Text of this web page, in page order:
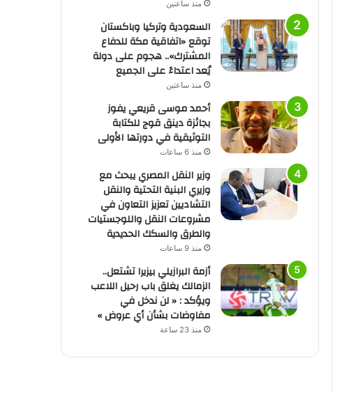
منذ ساعتين
السعودية وتركيا وباكستان
توقع «اتفاقية مكة للدفاع
المشترك».. هجوم على دولة
يُعد اعتداءً على الجميع
منذ ساعتين
أحمد موسى قريعي يفوز
بجائزة دينق قوج للكتابة
التوثيقية في دورتها الأولى
منذ 6 ساعات
وزير النقل المصري يبحث مع
وزيري البنية التحتية والنقل
التشاديين تعزيز التعاون في
مشروعات النقل واللوجستيات
والطرق والسكك الحديدية
منذ 9 ساعات
أزمة البرازيلي بيزيرا تشتعل..
الزمالك يغلق باب رحيل اللاعب
ويؤكد : « لن ندخل في
مفاوضات بشأن أي عروض »
منذ 23 ساعة